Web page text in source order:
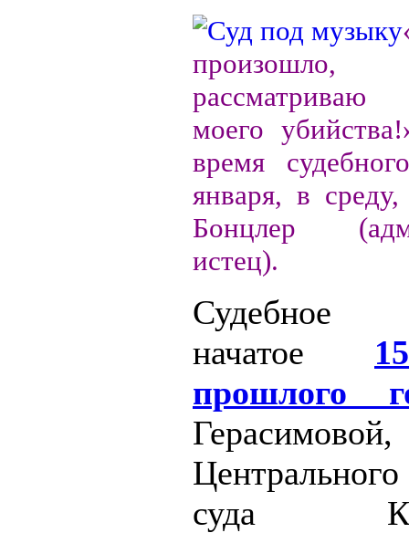
моего
время
января, в
Бонцлер
истец).
Судебное
начатое
прошлого
суда